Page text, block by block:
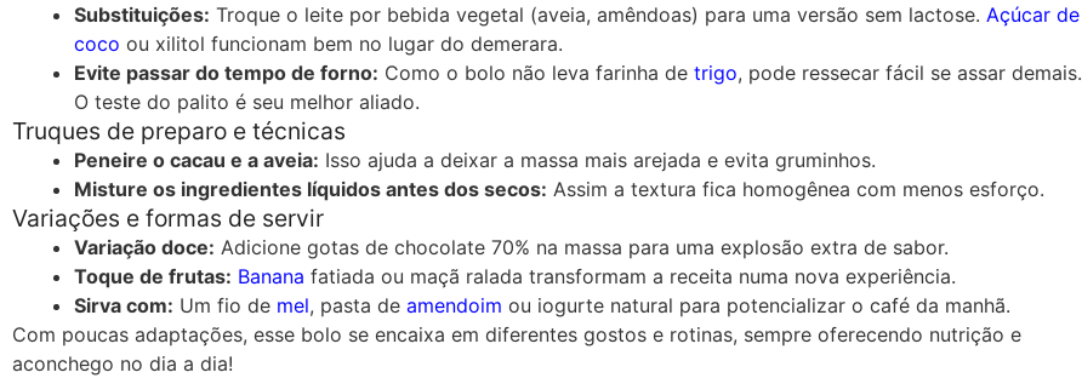
Substituições: Troque o leite por bebida vegetal (aveia, amêndoas) para uma versão sem lactose.Açúcar de
coco ou xilitol funcionam bem no lugar do demerara.
Evite passar do tempo de forno: Como o bolo não leva farinha detrigo, pode ressecar fácil se assar demais.
O teste do palito é seu melhor aliado.
Truques de preparo e técnicas
Peneire o cacau e a aveia: Isso ajuda a deixar a massa mais arejada e evita gruminhos.
Misture os ingredientes líquidos antes dos secos: Assim a textura fica homogênea com menos esforço.
Variações e formas de servir
Variação doce: Adicione gotas de chocolate 70% na massa para uma explosão extra de sabor.
Toque de frutas: Banana fatiada ou maçã ralada transformam a receita numa nova experiência.
Sirva com: Um fio de mel, pasta deamendoim ou iogurte natural para potencializar o café da manhã.
Com poucas adaptações, esse bolo se encaixa em diferentes gostos e rotinas, sempre oferecendo nutrição e
aconchego no dia a dia!